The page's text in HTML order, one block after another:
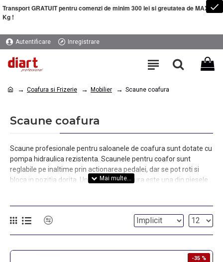
Transport GRATUIT pentru comenzi de minim 300 lei si greutatea de MAXIM 5
Kg !
Autentificare Inregistrare
Coafura si Frizerie Mobilier Scaune coafura
Scaune coafura
Scaune profesionale pentru saloanele de coafura sunt dotate cu
pompa hidraulica rezistenta. Scaunele pentru coafor sunt
reglabile pe inaltime prin actionarea pedalei, dar se pot roti si
bloca in pozitia dorita. Un scaun de coafura este una din piesele
-35 %